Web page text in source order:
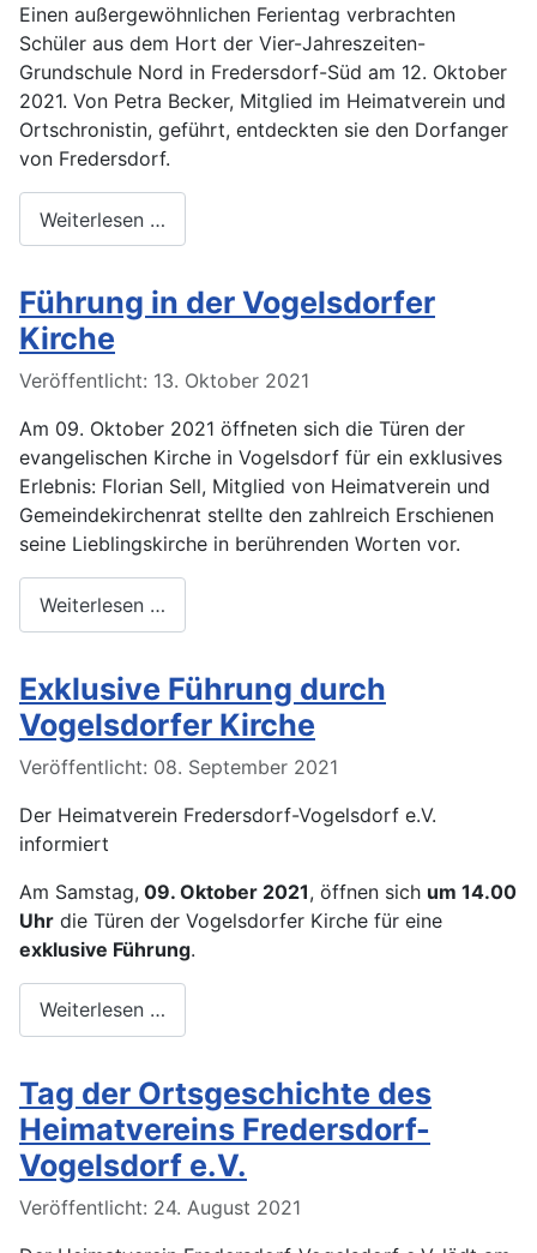
Einen außergewöhnlichen Ferientag verbrachten
Schüler aus dem Hort der Vier-Jahreszeiten-
Grundschule Nord in Fredersdorf-Süd am 12. Oktober
2021. Von Petra Becker, Mitglied im Heimatverein und
Ortschronistin, geführt, entdeckten sie den Dorfanger
von Fredersdorf.
Weiterlesen …
Führung in der Vogelsdorfer
Kirche
Veröffentlicht: 13. Oktober 2021
Am 09. Oktober 2021 öffneten sich die Türen der
evangelischen Kirche in Vogelsdorf für ein exklusives
Erlebnis: Florian Sell, Mitglied von Heimatverein und
Gemeindekirchenrat stellte den zahlreich Erschienen
seine Lieblingskirche in berührenden Worten vor.
Weiterlesen …
Exklusive Führung durch
Vogelsdorfer Kirche
Veröffentlicht: 08. September 2021
Der Heimatverein Fredersdorf-Vogelsdorf e.V.
informiert
Am Samstag, 09. Oktober 2021, öffnen sich um 14.00
Uhr die Türen der Vogelsdorfer Kirche für eine
exklusive Führung.
Weiterlesen …
Tag der Ortsgeschichte des
Heimatvereins Fredersdorf-
Vogelsdorf e.V.
Veröffentlicht: 24. August 2021